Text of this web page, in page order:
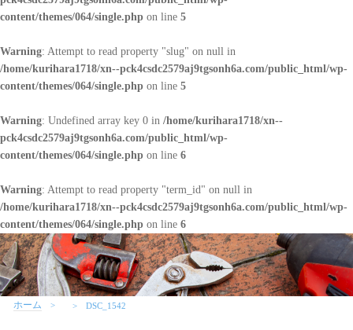
content/themes/064/single.php on line 5
Warning: Attempt to read property "slug" on null in
/home/kurihara1718/xn--pck4csdc2579aj9tgsonh6a.com/public_html/wp-
content/themes/064/single.php on line 5
Warning: Undefined array key 0 in /home/kurihara1718/xn--
pck4csdc2579aj9tgsonh6a.com/public_html/wp-
content/themes/064/single.php on line 6
Warning: Attempt to read property "term_id" on null in
/home/kurihara1718/xn--pck4csdc2579aj9tgsonh6a.com/public_html/wp-
content/themes/064/single.php on line 6
ホーム DSC_1542